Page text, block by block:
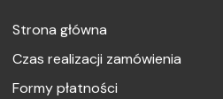
Strona główna
Czas realizacji zamówienia
Formy płatności